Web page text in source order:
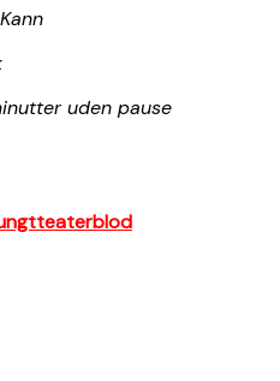
uden pause